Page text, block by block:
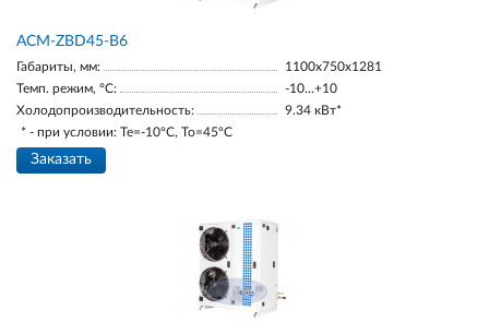
ACM-ZBD45-В6
Габариты, мм:
1100х750х1281
Темп. режим, °С:
-10...+10
Холодопроизводительность:
9.34 кВт*
* - при условии: Te=-10ºC, To=45ºC
Заказать